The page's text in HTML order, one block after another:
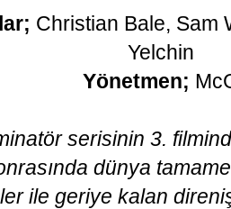
Christian Bale, Sam
Yelchin
Yönetmen;
serisinin 3.
dünya
ile geriye kalan